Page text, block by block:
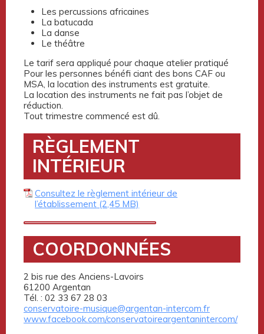
Les percussions africaines
La batucada
La danse
Le théâtre
Le tarif sera appliqué pour chaque atelier pratiqué
Pour les personnes bénéfi ciant des bons CAF ou
MSA, la location des instruments est gratuite.
La location des instruments ne fait pas l’objet de
réduction.
Tout trimestre commencé est dû.
RÈGLEMENT
INTÉRIEUR
Consultez le règlement intérieur de
l’établissement
COORDONNÉES
2 bis rue des Anciens-Lavoirs
61200 Argentan
Tél. : 02 33 67 28 03
conservatoire-musique@argentan-intercom.fr
www.facebook.com/conservatoireargentanintercom/